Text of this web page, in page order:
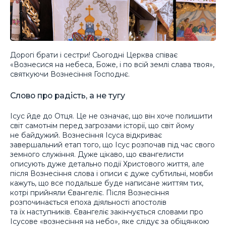
Дорогі брати і сестри! Сьогодні Церква співає
«Вознесися на небеса, Боже, і по всій землі слава твоя»,
святкуючи Вознесіння Господнє.
Слово про радість, а не тугу
Ісус йде до Отця. Це не означає, що він хоче полишити
світ самотнім перед загрозами історії, що світ йому
не байдужий. Вознесіння Ісуса відкриває
завершальний етап того, що Ісус розпочав під час свого
земного служіння. Дуже цікаво, що євангелисти
описують дуже детально події Христового життя, але
після Вознесіння слова і описи є дуже субтильні, мовби
кажуть, що все подальше буде написане життям тих,
котрі прийняли Євангеліє. Після Вознесіння
розпочинається епоха діяльності апостолів
та їх наступників. Євангеліє закінчується словами про
Ісусове «вознесіння на небо», яке слідує за обіцянкою